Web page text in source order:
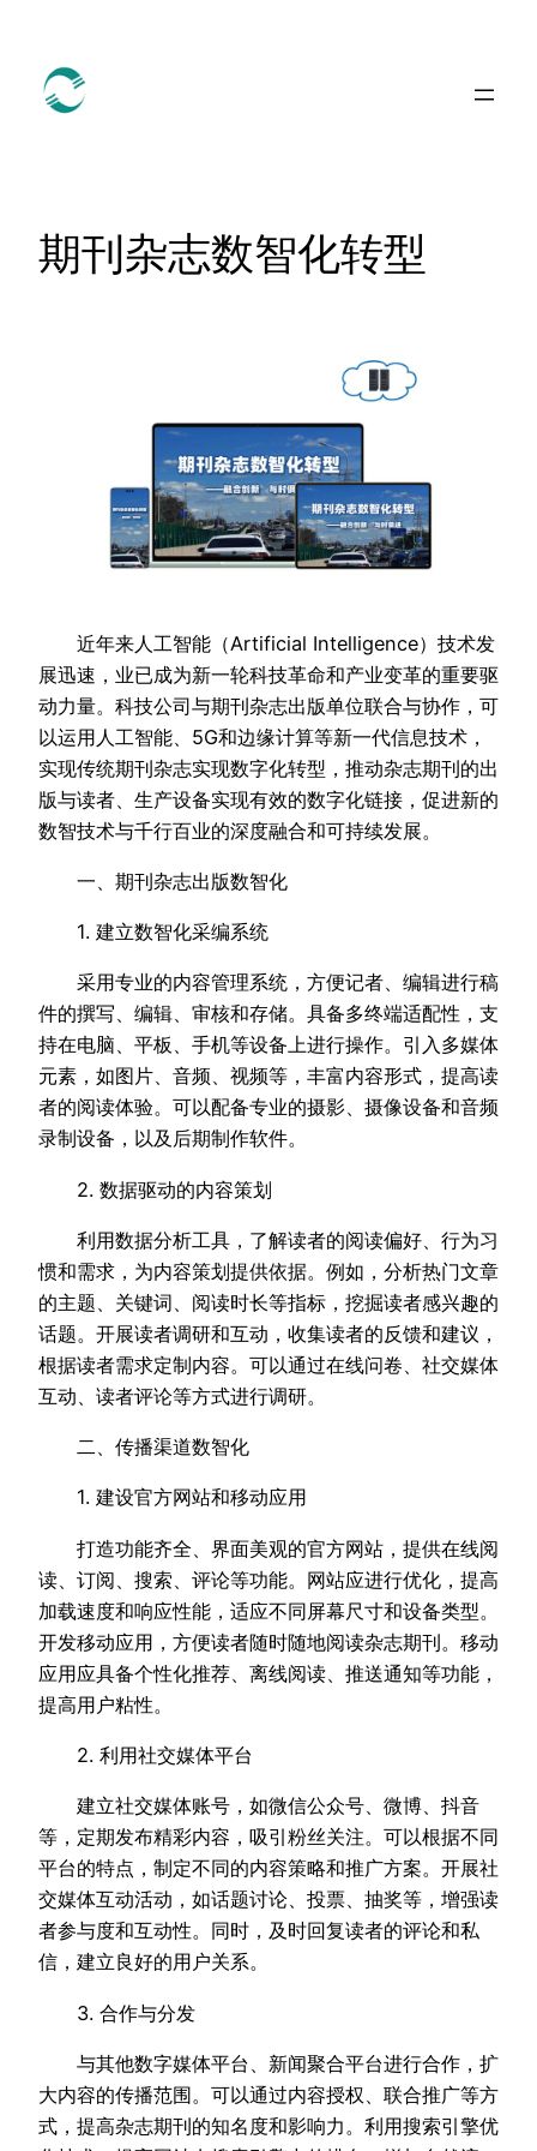
期刊杂志数智化转型
近年来人工智能（Artificial Intelligence）技术发
展迅速，业已成为新一轮科技革命和产业变革的重要驱
动力量。科技公司与期刊杂志出版单位联合与协作，可
以运用人工智能、5G和边缘计算等新一代信息技术，
实现传统期刊杂志实现数字化转型，推动杂志期刊的出
版与读者、生产设备实现有效的数字化链接，促进新的
数智技术与千行百业的深度融合和可持续发展。
一、期刊杂志出版数智化
1. 建立数智化采编系统
采用专业的内容管理系统，方便记者、编辑进行稿
件的撰写、编辑、审核和存储。具备多终端适配性，支
持在电脑、平板、手机等设备上进行操作。引入多媒体
元素，如图片、音频、视频等，丰富内容形式，提高读
者的阅读体验。可以配备专业的摄影、摄像设备和音频
录制设备，以及后期制作软件。
2. 数据驱动的内容策划
利用数据分析工具，了解读者的阅读偏好、行为习
惯和需求，为内容策划提供依据。例如，分析热门文章
的主题、关键词、阅读时长等指标，挖掘读者感兴趣的
话题。开展读者调研和互动，收集读者的反馈和建议，
根据读者需求定制内容。可以通过在线问卷、社交媒体
互动、读者评论等方式进行调研。
二、传播渠道数智化
1. 建设官方网站和移动应用
打造功能齐全、界面美观的官方网站，提供在线阅
读、订阅、搜索、评论等功能。网站应进行优化，提高
加载速度和响应性能，适应不同屏幕尺寸和设备类型。
开发移动应用，方便读者随时随地阅读杂志期刊。移动
应用应具备个性化推荐、离线阅读、推送通知等功能，
提高用户粘性。
2. 利用社交媒体平台
建立社交媒体账号，如微信公众号、微博、抖音
等，定期发布精彩内容，吸引粉丝关注。可以根据不同
平台的特点，制定不同的内容策略和推广方案。开展社
交媒体互动活动，如话题讨论、投票、抽奖等，增强读
者参与度和互动性。同时，及时回复读者的评论和私
信，建立良好的用户关系。
3. 合作与分发
与其他数字媒体平台、新闻聚合平台进行合作，扩
大内容的传播范围。可以通过内容授权、联合推广等方
式，提高杂志期刊的知名度和影响力。利用搜索引擎优